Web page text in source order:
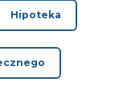
Hipoteka